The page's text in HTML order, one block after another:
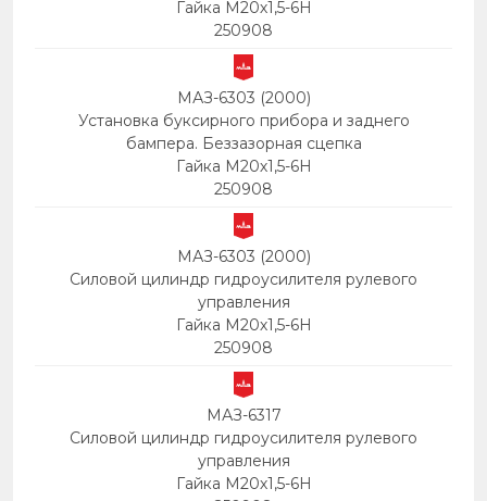
Гайка М20х1,5-6Н
250908
МАЗ-6303 (2000)
Установка буксирного прибора и заднего
бампера. Беззазорная сцепка
Гайка М20х1,5-6Н
250908
МАЗ-6303 (2000)
Силовой цилиндр гидроусилителя рулевого
управления
Гайка М20х1,5-6Н
250908
МАЗ-6317
Силовой цилиндр гидроусилителя рулевого
управления
Гайка М20х1,5-6Н